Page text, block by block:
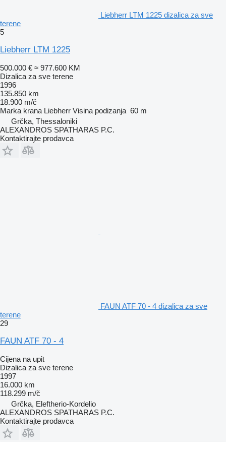
Liebherr LTM 1225 dizalica za sve
terene
5
Liebherr LTM 1225
500.000 € ≈ 977.600 KM
Dizalica za sve terene
1996
135.850 km
18.900 m/č
Marka krana Liebherr Visina podizanja 60 m
Grčka, Thessaloniki
ALEXANDROS SPATHARAS P.C.
Kontaktirajte prodavca
FAUN ATF 70 - 4 dizalica za sve
terene
29
FAUN ATF 70 - 4
Cijena na upit
Dizalica za sve terene
1997
16.000 km
118.299 m/č
Grčka, Eleftherio-Kordelio
ALEXANDROS SPATHARAS P.C.
Kontaktirajte prodavca